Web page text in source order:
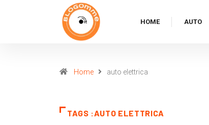
HOME AUTO
Home auto elettrica
TAGS :AUTO ELETTRICA